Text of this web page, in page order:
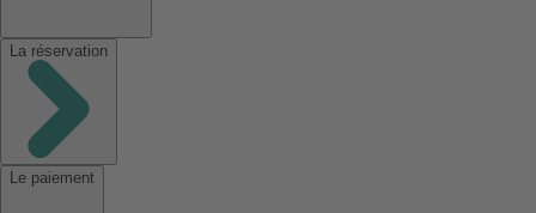
La réservation
Le paiement